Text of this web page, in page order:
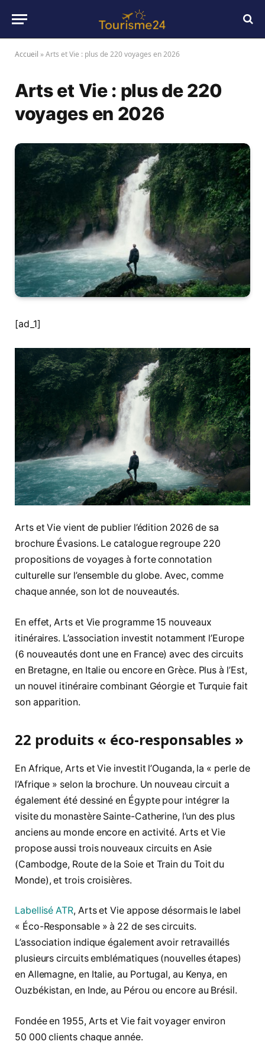
Accueil »Arts et Vie : plus de 220 voyages en 2026
Arts et Vie : plus de 220
voyages en 2026
[ad_1]
Arts et Vie vient de publier l’édition 2026 de sa
brochure Évasions. Le catalogue regroupe 220
propositions de voyages à forte connotation
culturelle sur l’ensemble du globe. Avec, comme
chaque année, son lot de nouveautés.
En effet, Arts et Vie programme 15 nouveaux
itinéraires. L’association investit notamment l’Europe
(6 nouveautés dont une en France) avec des circuits
en Bretagne, en Italie ou encore en Grèce. Plus à l’Est,
un nouvel itinéraire combinant Géorgie et Turquie fait
son apparition.
22 produits « éco-responsables »
En Afrique, Arts et Vie investit l’Ouganda, la « perle de
l’Afrique » selon la brochure. Un nouveau circuit a
également été dessiné en Égypte pour intégrer la
visite du monastère Sainte-Catherine, l’un des plus
anciens au monde encore en activité. Arts et Vie
propose aussi trois nouveaux circuits en Asie
(Cambodge, Route de la Soie et Train du Toit du
Monde), et trois croisières.
Labellisé ATR, Arts et Vie appose désormais le label
« Éco-Responsable » à 22 de ses circuits.
L’association indique également avoir retravaillés
plusieurs circuits emblématiques (nouvelles étapes)
en Allemagne, en Italie, au Portugal, au Kenya, en
Ouzbékistan, en Inde, au Pérou ou encore au Brésil.
Fondée en 1955, Arts et Vie fait voyager environ
50 000 clients chaque année.